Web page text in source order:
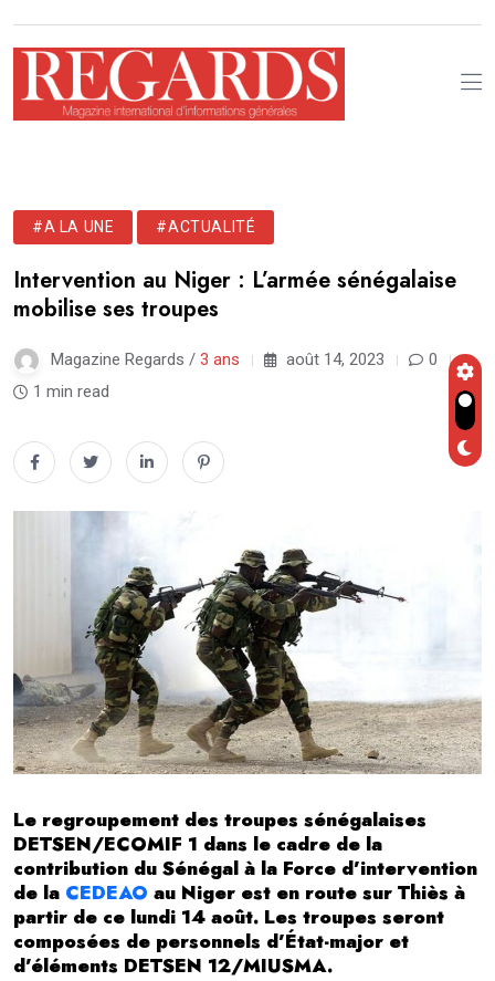
#A LA UNE #ACTUALITÉ
Intervention au Niger : L’armée sénégalaise
mobilise ses troupes
Magazine Regards / 3 ans août 14, 2023
0
1 min read
Le regroupement des troupes sénégalaises
DETSEN/ECOMIF 1 dans le cadre de la
contribution du Sénégal à la Force d’intervention
de la CEDEAO au Niger est en route sur Thiès à
partir de ce lundi 14 août. Les troupes seront
composées de personnels d’État-major et
d’éléments DETSEN 12/MIUSMA.